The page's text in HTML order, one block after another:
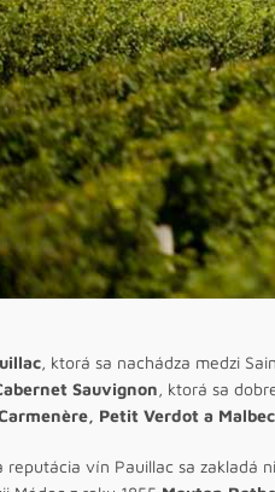
, ktorá sa nachádza medzi
Sauvignon, ktorá sa
Petit Verdot a Malbec
reputácia vín Pauillac sa zakladá